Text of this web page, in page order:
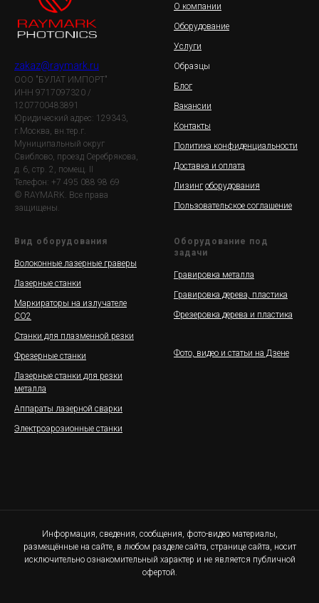
zakaz@raymark.ru
ООО "БУЛАТ ИМПОРТ"
ИНН 9717097320 /
1207700483891
Юридический адрес: 129343,
г.Москва, вн.тер.г.
Муниципальный округ
Свиблово, проезд Серебрякова,
д. 6, стр. 2, помещ. II
Телефон: +7 495 088 98 69
© RAYMARK. Все права
защищены.
О компании
Оборудование
Услуги
Образцы
Блог
Вакансии
Контакты
Политика конфиденциальности
Доставка и оплата
Лизинг оборудования
Пользовательское соглашение
Вид оборудования
Волоконные лазерные граверы
Лазерные станки
Маркираторы на излучателе
СО2
Станки для плазменной резки
Фрезерные станки
Лазерные станки для резки
металла
Аппараты лазерной сварки
Электроэрозионные станки
Оборудование под
задачи
Гравировка металла
Гравировка дерева, пластика
Фрезеровка дерева и пластика
Фото, видео и статьи на Дзене
Информация, сведения, сообщения, фото-видео материалы,
размещённые на сайте, в любом разделе сайта, странице сайта, носит
исключительно ознакомительный характер и не является публичной
офертой.